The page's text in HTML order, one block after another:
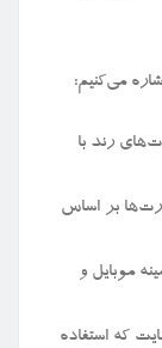
می‌کنیم:
رند با
بر اساس
موبایل و
که استفاده